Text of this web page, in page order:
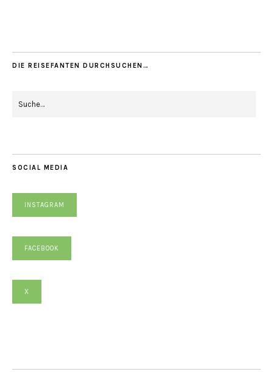
DIE REISEFANTEN DURCHSUCHEN…
SOCIAL MEDIA
INSTAGRAM
FACEBOOK
X